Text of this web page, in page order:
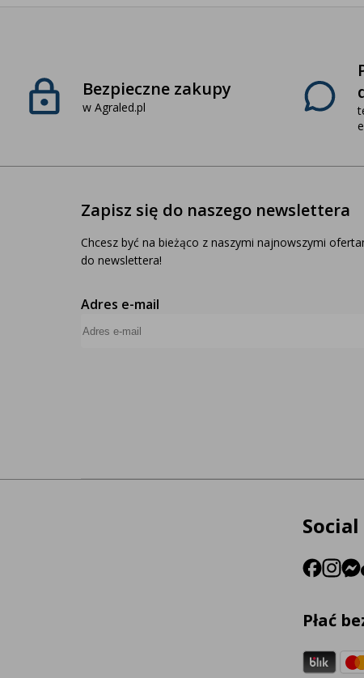
Bezpieczne zakupy
w Agraled.pl
Zapisz się do naszego newslettera
Chcesz być na bieżąco z naszymi najnowszymi
do newslettera!
Adres e-mail
Płać